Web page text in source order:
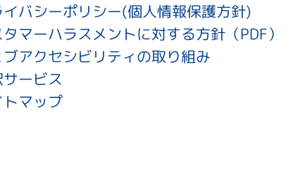
イバシーポリシー(個人情報保護方針)
マーハラスメントに対する方針（PDF）
ブアクセシビリティの取り組み
ービス
マップ